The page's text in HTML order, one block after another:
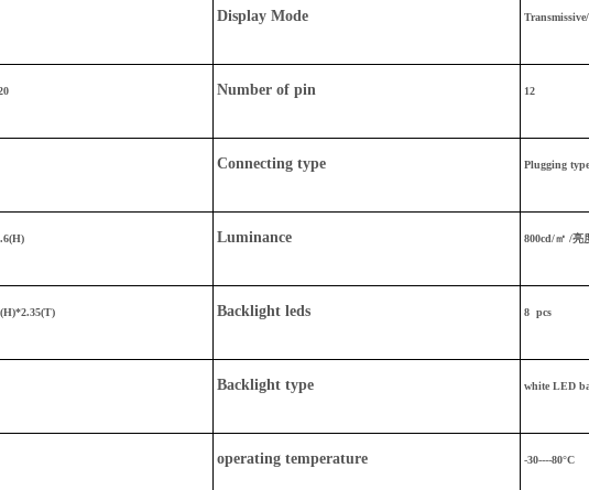
Display Mode
Number of pin 12
Connecting type Plugging
Luminance 800cd/㎡ /亮
Backlight leds 8 pcs
Backlight type white LED
operating temperature -30----80°C